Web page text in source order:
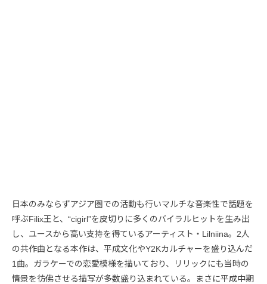
日本のみならずアジア圏での活動も行いマルチな音楽性で話題を
呼ぶFilix王と、“cigirl”を皮切りに多くのバイラルヒットを生み出
し、ユースから高い支持を得ているアーティスト・Lilniina。2人
の共作曲となる本作は、平成文化やY2Kカルチャーを盛り込んだ
1曲。ガラケーでの恋愛模様を描いており、リリックにも当時の
情景を彷佛させる描写が多数盛り込まれている。まさに平成中期